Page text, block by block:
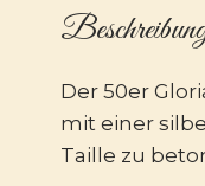
Der 50er
mit einer
Taille zu